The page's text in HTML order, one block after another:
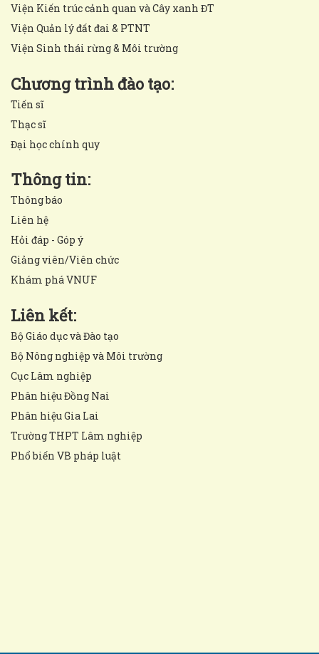
Viện Kiến trúc cảnh quan và Cây xanh ĐT
Viện Quản lý đất đai & PTNT
Viện Sinh thái rừng & Môi trường
Chương trình đào tạo:
Tiến sĩ
Thạc sĩ
Đại học chính quy
Thông tin:
Thông báo
Liên hệ
Hỏi đáp - Góp ý
Giảng viên/Viên chức
Khám phá VNUF
Liên kết:
Bộ Giáo dục và Đào tạo
Bộ Nông nghiệp và Môi trường
Cục Lâm nghiệp
Phân hiệu Đồng Nai
Phân hiệu Gia Lai
Trường THPT Lâm nghiệp
Phổ biến VB pháp luật